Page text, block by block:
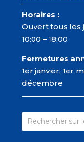
Horaires :
Ouvert tous les
10:00 – 18:00
Fermetures
1er janvier, 1er
décembre